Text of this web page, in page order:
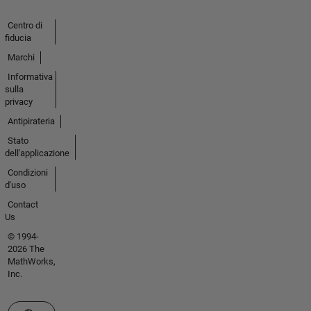
Centro di
fiducia
Marchi
Informativa
sulla
privacy
Antipirateria
Stato
dell'applicazione
Condizioni
d'uso
Contact
Us
© 1994-
2026 The
MathWorks,
Inc.